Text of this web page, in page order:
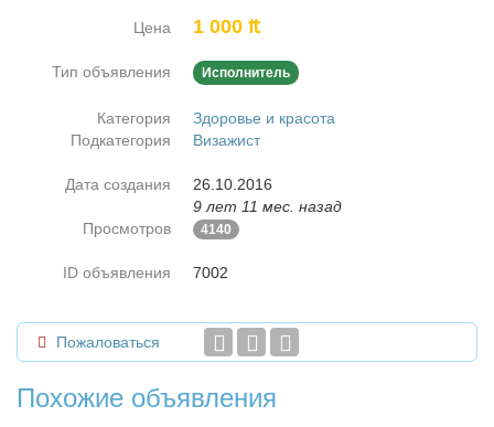
Цена 1 000 ₶
Тип объявления Исполнитель
Категория
Здоровье и красота
Подкатегория
Визажист
Дата создания
26.10.2016
9 лет 11 мес. назад
Просмотров
4140
ID объявления 7002
Пожаловаться
Похожие объявления